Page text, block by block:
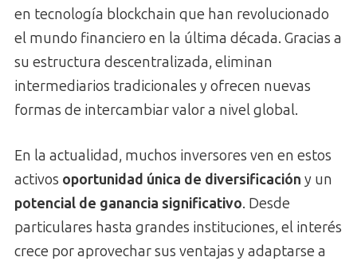
en tecnología blockchain que han revolucionado
el mundo financiero en la última década. Gracias a
su estructura descentralizada, eliminan
intermediarios tradicionales y ofrecen nuevas
formas de intercambiar valor a nivel global.
En la actualidad, muchos inversores ven en estos
activos oportunidad única de diversificación y un
potencial de ganancia significativo. Desde
particulares hasta grandes instituciones, el interés
crece por aprovechar sus ventajas y adaptarse a